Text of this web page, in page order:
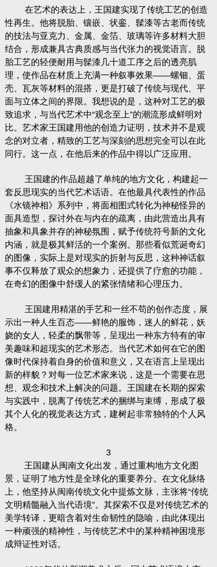
在艺术的表达上，王国建实现了传统工艺的创造
性再生。他将脱胎、镶嵌、状銮、髹漆等古老而传统
的技法与亚克力、金属、金箔、玻璃等许多材料大胆
结合，形成兼具古典质感与当代张力的视觉语言。脱
胎工艺的轻便耐用与髹漆几十道工序之后的透亮肌
理，使作品在材质上充满一种叙事效果——螺钿、蛋
壳、瓦灰等材料的混搭，更是打破了传统与现代、平
面与立体之间的界限。我想说的是，这种对工艺的极
致追求，与当代艺术中“观念至上”的潮流形成鲜明对
比。艺术家王国建用他的创造力证明，技术并不是观
念的对立者，精致的工艺与深刻的思想完全可以在此
同行。这一点，在他后来的作品中得以广泛应用。
王国建的作品超越了单纯的地方文化，构建起一
套反思现实的当代艺术话语。在他最具代表性的作品
《水镜神相》系列中，将面相图式转化为神秘怪异的
面具造型，探讨外在与内在的疏离，由此营造出具有
抽象和具象并存的神秘氛围，赋予传统符号新的文化
内涵，就是极其鲜活的一个案例。那些看似荒诞奇幻
的图像，实际上是对现实的折射与反思，这种神话叙
事不仅释放了观众的想象力，还提供了疗愈的功能，
在奇幻的图像中舒缓人的紧张情绪和心理压力。
王国建用精湛的手艺和一丝不苟的创作态度，展
示出一种人生百态——鲜艳的服饰，迷人的鲜花，妖
娆的女人，轻柔的飘带等，呈现出一种东方特有的审
美趣味和超现实的艺术形态。当代艺术如何在它的图
像时代保持着自身的价值和意义，又在语言上呈现出
新的样貌？对每一位艺术家来说，这是一个需要在思
想、观念和技术上解决的问题。王国建在长期的探索
与实践中，脱离了传统艺术的捆绑与束缚，形成了极
其个人化的视觉表达方式，建树起非常独特的个人风
格。
3
王国建从闽南文化出发，通过重构地方文化图
景，证明了地方性是全球化的重要养分。在文化脉络
上，他坚持从闽南传统文化中提炼文脉，主张将“传统
文明精髓融入当代语境”。其探索不仅是对传统艺术的
美学转译，更暗含着对生命韧性的隐喻，由此体现出
一种顽强的精神性，与传统艺术中的某种精神困境形
成辩证性对话。